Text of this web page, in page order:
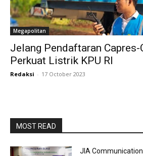
Megapolitan
Jelang Pendaftaran Capres-
Perkuat Listrik KPU RI
Redaksi - 17 October 2023
MOST READ
JIA